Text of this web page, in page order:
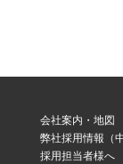
会社案内・地図
弊社採用情報（
採用担当者様へ